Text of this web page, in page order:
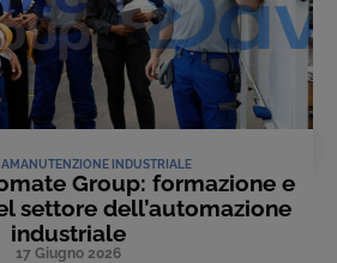
MANUTENZIONE INDUSTRIALE
Group: formazione e
settore dell’automazione
industriale
17 Giugno 2026